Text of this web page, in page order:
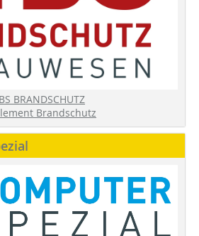
BRANDSCHUTZ
Brandschutz